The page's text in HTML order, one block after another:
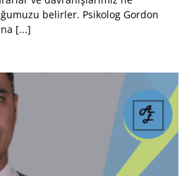
belirler. Psikolog Gordon
[...]